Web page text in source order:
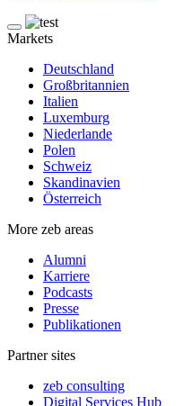
Markets
Deutschland
Großbritannien
Italien
Luxemburg
Niederlande
Polen
Schweiz
Skandinavien
Österreich
More zeb areas
Alumni
Karriere
Podcasts
Presse
Publikationen
Partner sites
zeb consulting
Digital Services Hub